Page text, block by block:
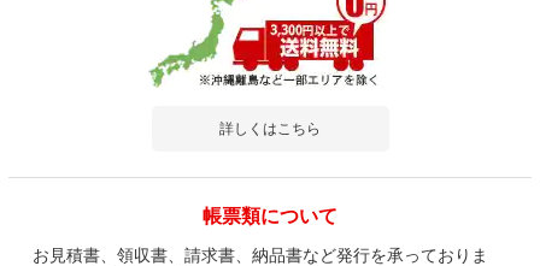
詳しくはこちら
帳票類について
お見積書、領収書、請求書、納品書など発行を承っておりま